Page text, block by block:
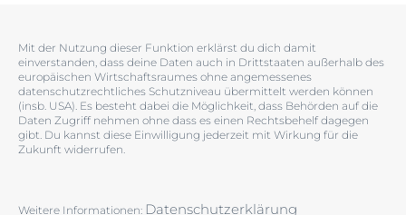
Mit der Nutzung dieser Funktion erklärst du dich damit
einverstanden, dass deine Daten auch in Drittstaaten außerhalb des
europäischen Wirtschaftsraumes ohne angemessenes
datenschutzrechtliches Schutzniveau übermittelt werden können
(insb. USA). Es besteht dabei die Möglichkeit, dass Behörden auf die
Daten Zugriff nehmen ohne dass es einen Rechtsbehelf dagegen
gibt. Du kannst diese Einwilligung jederzeit mit Wirkung für die
Zukunft widerrufen.
Weitere Informationen: Datenschutzerklärung